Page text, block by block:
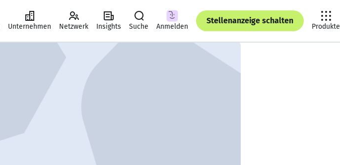
Unternehmen Netzwerk Insights Suche Anmelden
Stellenanzeige schalten
Produkte